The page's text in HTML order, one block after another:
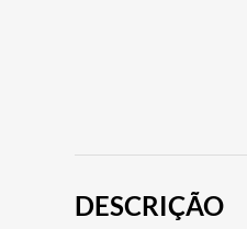
DESCRIÇÃO